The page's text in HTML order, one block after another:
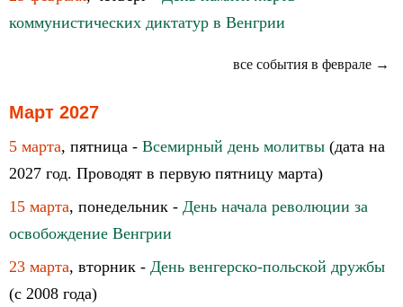
коммунистических диктатур в Венгрии
все события в феврале →
Март 2027
5 марта, пятница - Всемирный день молитвы (дата на
2027 год. Проводят в первую пятницу марта)
15 марта, понедельник - День начала революции за
освобождение Венгрии
23 марта, вторник - День венгерско-польской дружбы
(с 2008 года)